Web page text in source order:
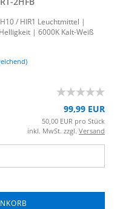
/ HIR1 Leucht­mit­tel |
| 6000K Kalt-​Weiß
99,99 EUR
50,00 EUR pro Stück
inkl. MwSt. zzgl. Versand